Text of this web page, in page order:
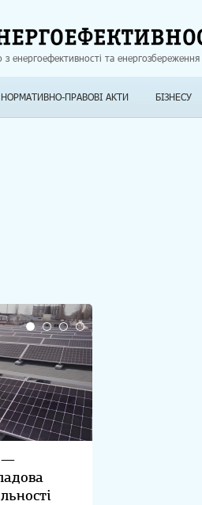
енергоефективності та енергозбереження
НОРМАТИВНО-ПРАВОВІ АКТИ БІЗНЕСУ
—